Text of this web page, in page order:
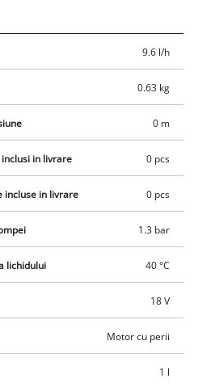
si transparent are o capacitate
cu o scala pentru verificarea
poate fi deschis, inchis si indepartat
de doar 0,6 kg si suprafetelor
de utilizat. Duza din alama
jetului de pulverizare. Livrarea
incarcator, acestea fiind disponibile
9.6 l/h
0.63 kg
0 m
in livrare 0 pcs
incluse in livrare 0 pcs
1.3 bar
lichidului 40 °C
18 V
Motor cu perii
1 l